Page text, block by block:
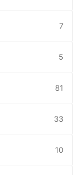
7
5
81
33
10